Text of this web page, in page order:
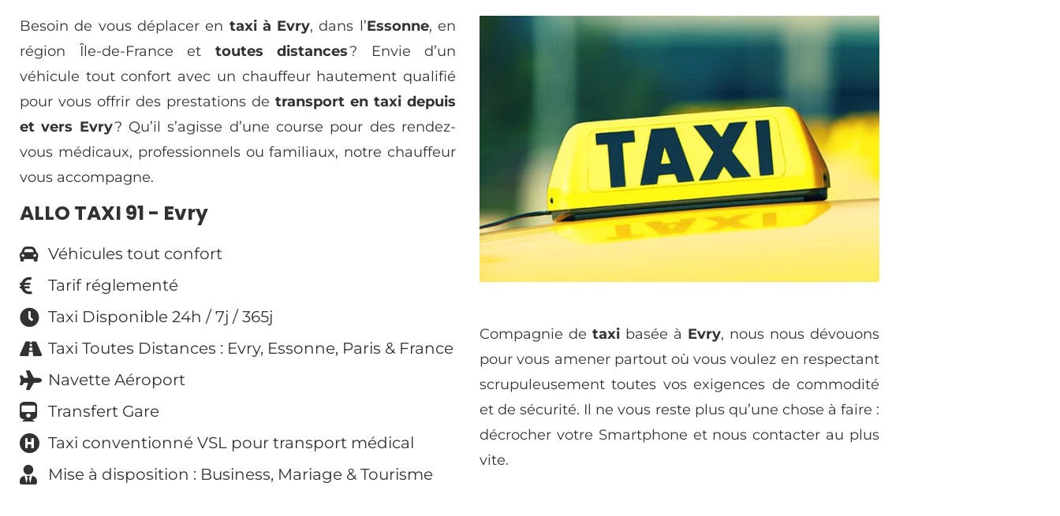
Besoin de vous déplacer en taxi à Evry, dans l’Essonne, en
région Île-de-France et toutes distances? Envie d’un
véhicule tout confort avec un chauffeur hautement qualifié
pour vous offrir des prestations detransport en taxi depuis
et vers Evry? Qu’il s’agisse d’une course pour des rendez-
vous médicaux, professionnels ou familiaux, notre chauffeur
vous accompagne.
ALLO TAXI 91 - Evry
Véhicules tout confort
Tarif réglementé
Taxi Disponible 24h / 7j / 365j
Taxi Toutes Distances : Evry, Essonne, Paris & France
Navette Aéroport
Transfert Gare
Taxi conventionné VSL pour transport médical
Mise à disposition : Business, Mariage & Tourisme
Compagnie detaxi basée à Evry, nous nous dévouons
pour vous amener partout où vous voulez en respectant
scrupuleusement toutes vos exigences de commodité
et de sécurité. Il ne vous reste plus qu’une chose à faire :
décrocher votre Smartphone et nous contacter au plus
vite.